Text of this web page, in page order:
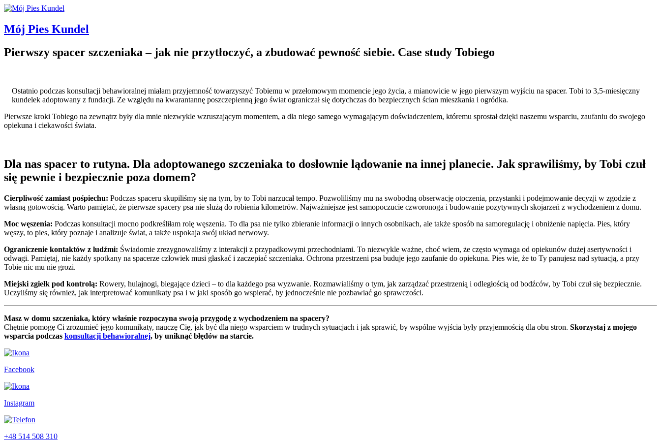
Mój Pies Kundel
Pierwszy spacer szczeniaka – jak nie przytłoczyć, a zbudować pewność siebie. Case study Tobiego
Ostatnio podczas konsultacji behawioralnej miałam przyjemność towarzyszyć Tobiemu w przełomowym momencie jego życia, a mianowicie w jego pierwszym wyjściu na spacer. Tobi to 3,5-miesięczny
kundelek adoptowany z fundacji. Ze względu na kwarantannę poszczepienną jego świat ograniczał się dotychczas do bezpiecznych ścian mieszkania i ogródka.
Pierwsze kroki Tobiego na zewnątrz były dla mnie niezwykle wzruszającym momentem, a dla niego samego wymagającym doświadczeniem, któremu sprostał dzięki naszemu wsparciu, zaufaniu do swojego
opiekuna i ciekawości świata.
Dla nas spacer to rutyna. Dla adoptowanego szczeniaka to dosłownie lądowanie na innej planecie. Jak sprawiliśmy, by Tobi czuł
się pewnie i bezpiecznie poza domem?
Cierpliwość zamiast pośpiechu: Podczas spaceru skupiliśmy się na tym, by to Tobi narzucał tempo. Pozwoliliśmy mu na swobodną obserwację otoczenia, przystanki i podejmowanie decyzji w zgodzie z
własną gotowością. Warto pamiętać, że pierwsze spacery psa nie służą do robienia kilometrów. Najważniejsze jest samopoczucie czworonoga i budowanie pozytywnych skojarzeń z wychodzeniem z domu.
Moc węszenia: Podczas konsultacji mocno podkreśliłam rolę węszenia. To dla psa nie tylko zbieranie informacji o innych osobnikach, ale także sposób na samoregulację i obniżenie napięcia. Pies, który
węszy, to pies, który poznaje i analizuje świat, a także uspokaja swój układ nerwowy.
Ograniczenie kontaktów z ludźmi: Świadomie zrezygnowaliśmy z interakcji z przypadkowymi przechodniami. To niezwykle ważne, choć wiem, że często wymaga od opiekunów dużej asertywności i
odwagi. Pamiętaj, nie każdy spotkany na spacerze człowiek musi głaskać i zaczepiać szczeniaka. Ochrona przestrzeni psa buduje jego zaufanie do opiekuna. Pies wie, że to Ty panujesz nad sytuacją, a przy
Tobie nic mu nie grozi.
Miejski zgiełk pod kontrolą: Rowery, hulajnogi, biegające dzieci – to dla każdego psa wyzwanie. Rozmawialiśmy o tym, jak zarządzać przestrzenią i odległością od bodźców, by Tobi czuł się bezpiecznie.
Uczyliśmy się również, jak interpretować komunikaty psa i w jaki sposób go wspierać, by jednocześnie nie pozbawiać go sprawczości.
Masz w domu szczeniaka, który właśnie rozpoczyna swoją przygodę z wychodzeniem na spacery?
Chętnie pomogę Ci zrozumieć jego komunikaty, nauczę Cię, jak być dla niego wsparciem w trudnych sytuacjach i jak sprawić, by wspólne wyjścia były przyjemnością dla obu stron. Skorzystaj z mojego
wsparcia podczas konsultacji behawioralnej, by uniknąć błędów na starcie.
Facebook
Instagram
+48 514 508 310